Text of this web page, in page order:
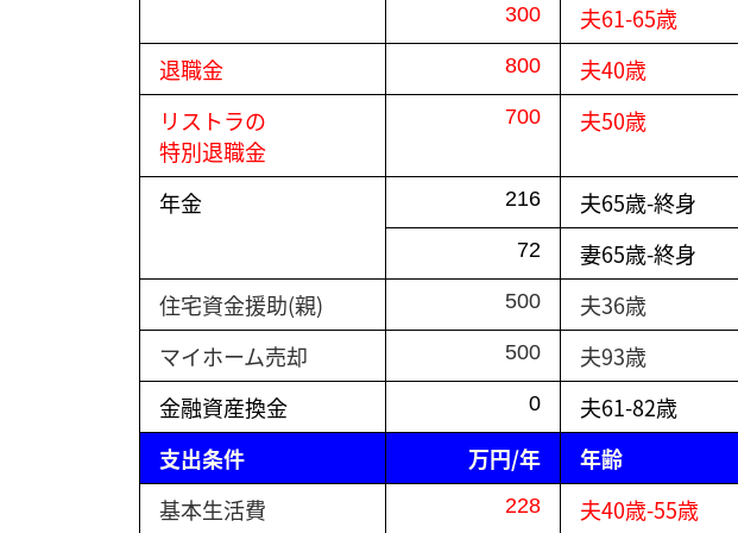
300 夫61-65歳
退職金 800 夫40歳
リストラの
特別退職金
700 夫50歳
年金 216 夫65歳-終身
72 妻65歳-終身
住宅資金援助(親) 500 夫36歳
マイホーム売却 500 夫93歳
金融資産換金 0 夫61-82歳
支出条件 万円/年 年齢
基本生活費
228 夫40歳-55歳